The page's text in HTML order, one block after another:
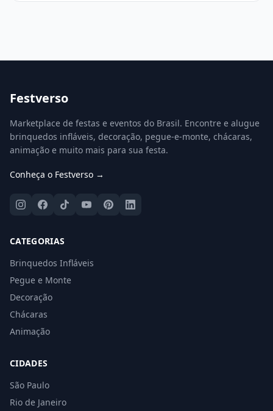
Festverso
Marketplace de festas e eventos do Brasil. Encontre e alugue
brinquedos infláveis, decoração, pegue-e-monte, chácaras,
animação e muito mais para sua festa.
Conheça o Festverso →
CATEGORIAS
Brinquedos Infláveis
Pegue e Monte
Decoração
Chácaras
Animação
CIDADES
São Paulo
Rio de Janeiro